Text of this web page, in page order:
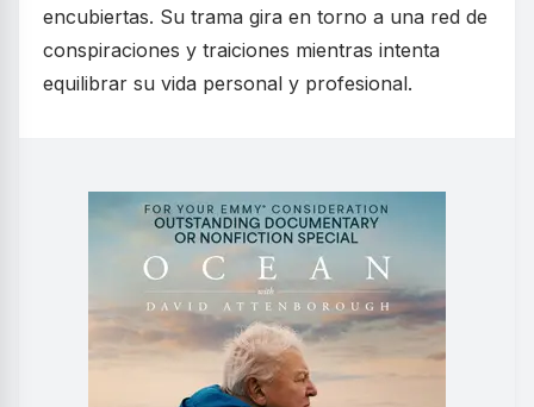
encubiertas. Su trama gira en torno a una red de
conspiraciones y traiciones mientras intenta
equilibrar su vida personal y profesional.